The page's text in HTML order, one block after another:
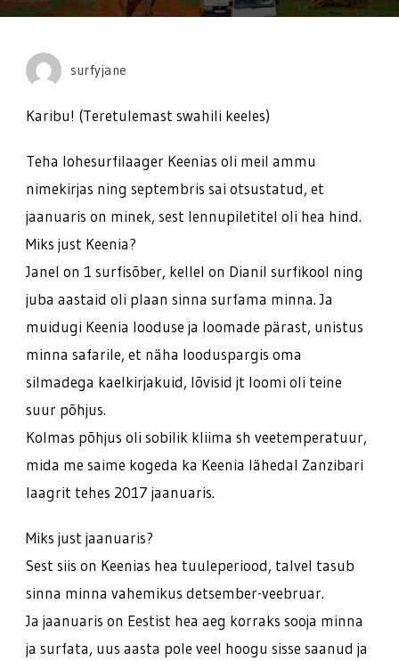
laager
surfyjane
Karibu! (Teretulemast swahili keeles)
Teha lohesurfilaager Keenias oli meil ammu
nimekirjas ning septembris sai otsustatud, et
jaanuaris on minek, sest lennupiletitel oli hea hind.
Miks just Keenia?
Janel on 1 surfisõber, kellel on Dianil surfikool ning
juba aastaid oli plaan sinna surfama minna. Ja
muidugi Keenia looduse ja loomade pärast, unistus
minna safarile, et näha looduspargis oma
silmadega kaelkirjakuid, lõvisid jt loomi oli teine
suur põhjus.
Kolmas põhjus oli sobilik kliima sh veetemperatuur,
mida me saime kogeda ka Keenia lähedal Zanzibari
laagrit tehes 2017 jaanuaris.
Miks just jaanuaris?
Sest siis on Keenias hea tuuleperiood, talvel tasub
sinna minna vahemikus detsember-veebruar.
Ja jaanuaris on Eestist hea aeg korraks sooja minna
ja surfata, uus aasta pole veel hoogu sisse saanud ja